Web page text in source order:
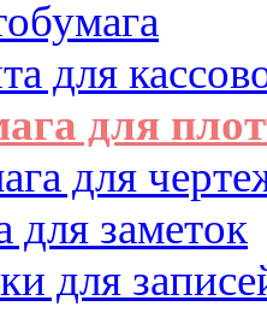
для
для
для
для заметок
для